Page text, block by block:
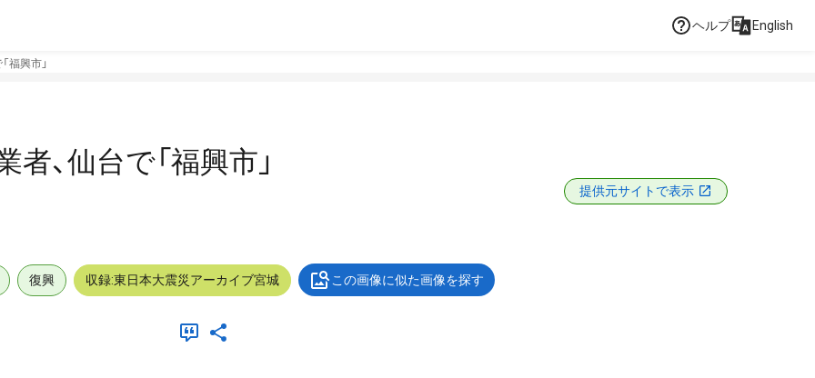
ヘルプ English
福興市」
、仙台で「福興市」
提供元サイトで表示
復興 収録:東日本大震災アーカイブ宮城 この画像に似た画像を探す